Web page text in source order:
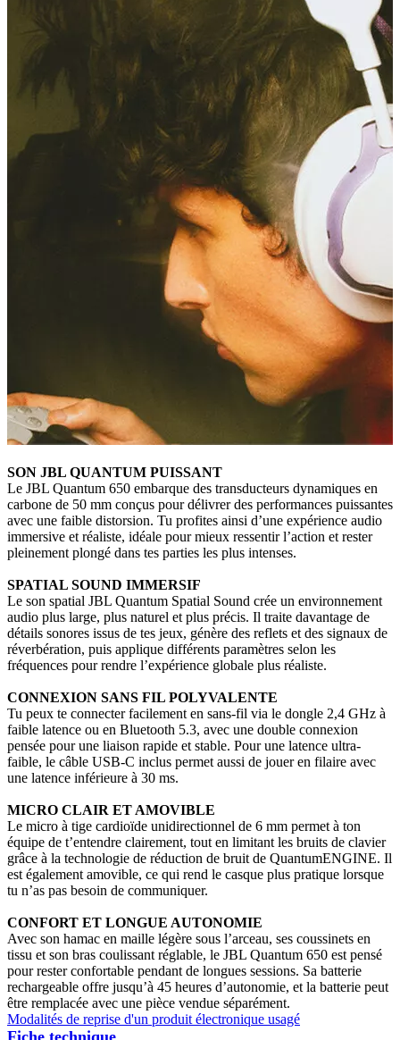
Fiche technique
SON JBL QUANTUM PUISSANT
Le JBL Quantum 650 embarque des transducteurs dynamiques en
carbone de 50 mm conçus pour délivrer des performances puissantes
avec une faible distorsion. Tu profites ainsi d’une expérience audio
immersive et réaliste, idéale pour mieux ressentir l’action et rester
pleinement plongé dans tes parties les plus intenses.
SPATIAL SOUND IMMERSIF
Le son spatial JBL Quantum Spatial Sound crée un environnement
audio plus large, plus naturel et plus précis. Il traite davantage de
détails sonores issus de tes jeux, génère des reflets et des signaux de
réverbération, puis applique différents paramètres selon les
fréquences pour rendre l’expérience globale plus réaliste.
CONNEXION SANS FIL POLYVALENTE
Tu peux te connecter facilement en sans-fil via le dongle 2,4 GHz à
faible latence ou en Bluetooth 5.3, avec une double connexion
pensée pour une liaison rapide et stable. Pour une latence ultra-
faible, le câble USB-C inclus permet aussi de jouer en filaire avec
une latence inférieure à 30 ms.
MICRO CLAIR ET AMOVIBLE
Le micro à tige cardioïde unidirectionnel de 6 mm permet à ton
équipe de t’entendre clairement, tout en limitant les bruits de clavier
grâce à la technologie de réduction de bruit de QuantumENGINE. Il
est également amovible, ce qui rend le casque plus pratique lorsque
tu n’as pas besoin de communiquer.
CONFORT ET LONGUE AUTONOMIE
Avec son hamac en maille légère sous l’arceau, ses coussinets en
tissu et son bras coulissant réglable, le JBL Quantum 650 est pensé
pour rester confortable pendant de longues sessions. Sa batterie
rechargeable offre jusqu’à 45 heures d’autonomie, et la batterie peut
être remplacée avec une pièce vendue séparément.
Modalités de reprise d'un produit électronique usagé